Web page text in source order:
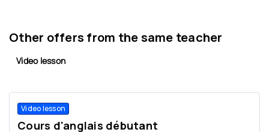
Other offers from the same teacher
Video lesson
Video lesson
Cours d'anglais débutant